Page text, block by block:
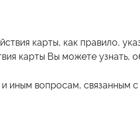
карты, как правило,
карты Вы можете узнать,
иным вопросам, связанным